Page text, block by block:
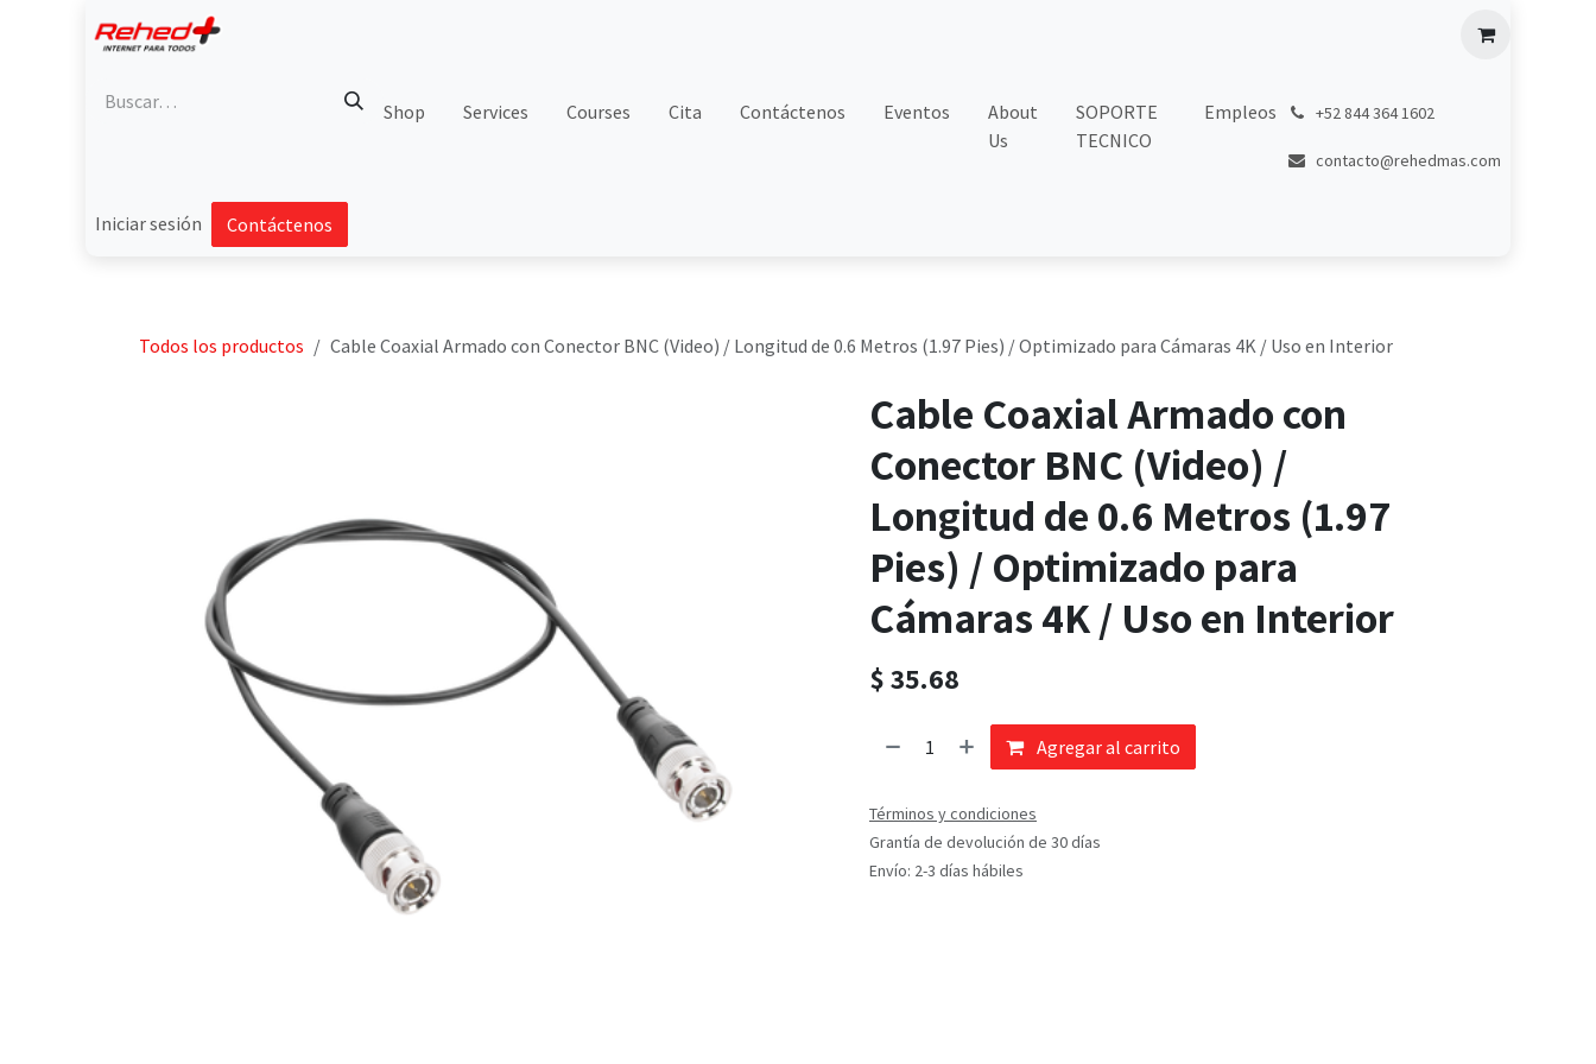
Shop Services Courses Cita Contáctenos Eventos
About
Us
SOPORTE
TECNICO
Empleos +52 844 364 1602
contacto@rehedmas.com
Iniciar sesión Contáctenos
Todos los productos Cable Coaxial Armado con Conector BNC (Video) / Longitud de 0.6 Metros (1.97 Pies) / Optimizado para Cámaras 4K / Uso en Interior
Cable Coaxial Armado con
Conector BNC (Video) /
Longitud de 0.6 Metros (1.97
Pies) / Optimizado para
Cámaras 4K / Uso en Interior
$35.68
Agregar al carrito
Términos y condiciones
Grantía de devolución de 30 días
Envío: 2-3 días hábiles